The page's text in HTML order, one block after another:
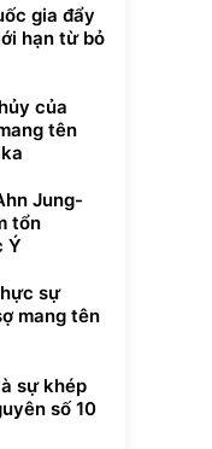
gia đẩy
hạn từ bỏ
của
tên
Jung-
tổn
Ý
sự
mang tên
sự khép
số 10